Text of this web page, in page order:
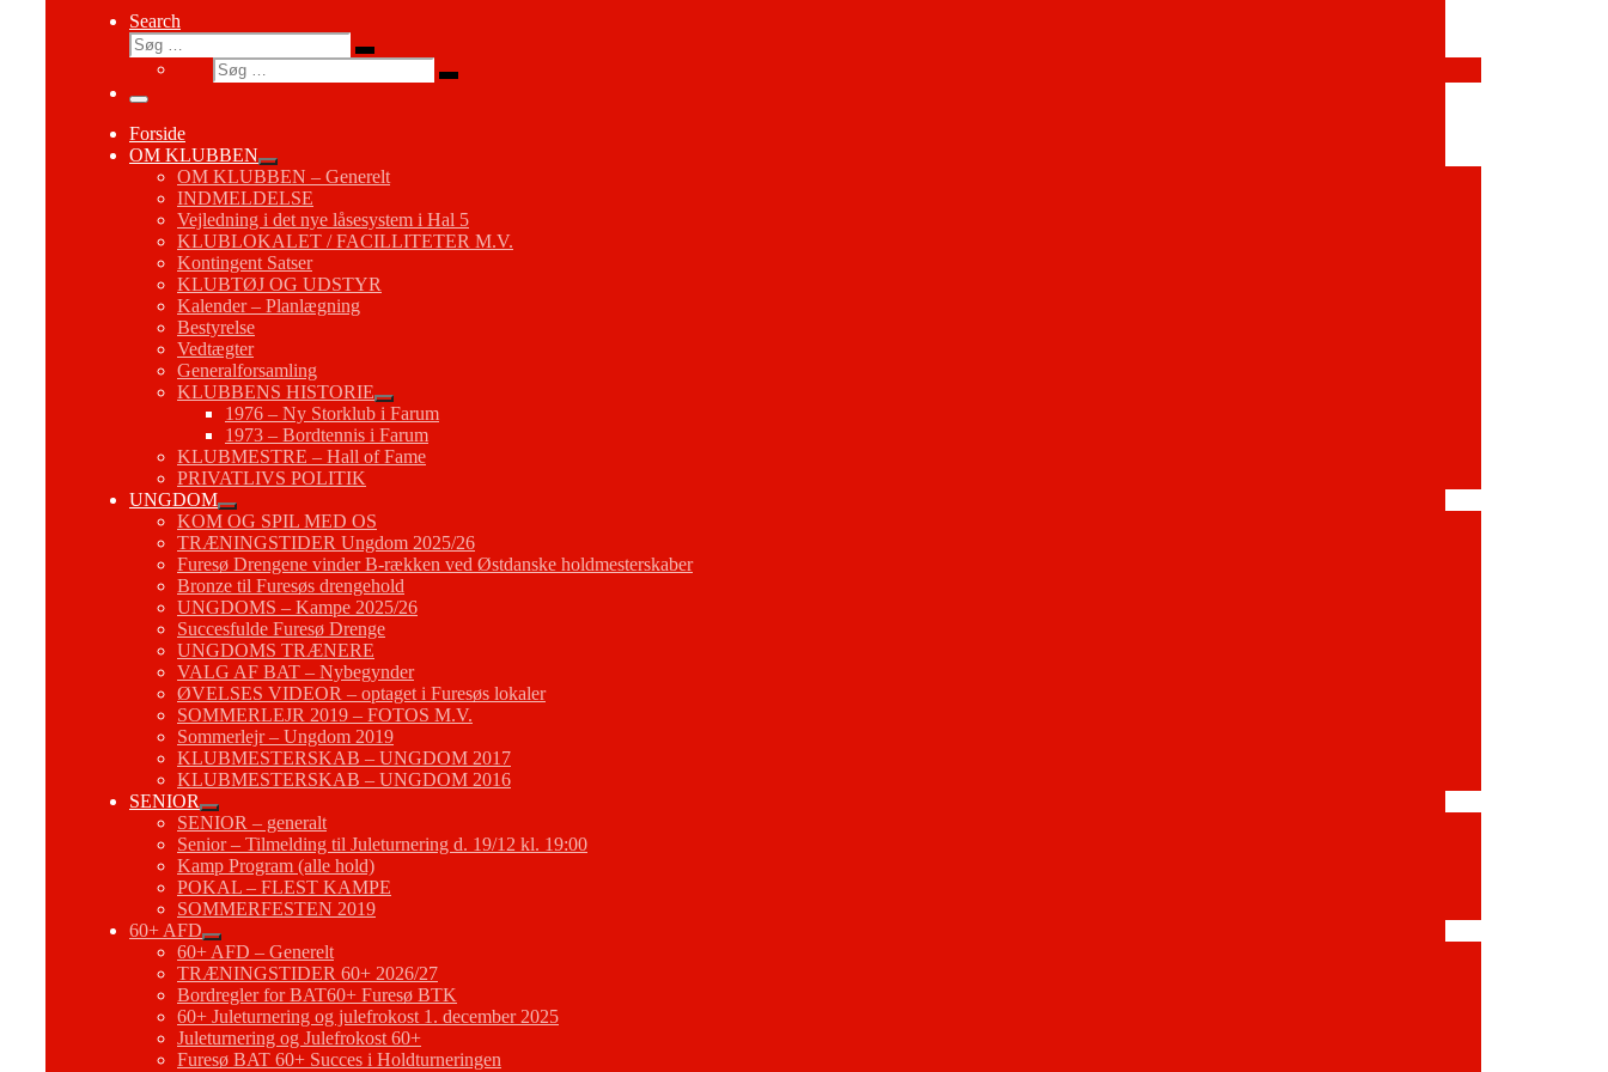
Search
Søg
Søg
Søg
Søg
Menu
Forside
OM KLUBBEN
OM KLUBBEN – Generelt
INDMELDELSE
Vejledning i det nye låsesystem i Hal 5
KLUBLOKALET / FACILLITETER M.V.
Kontingent Satser
KLUBTØJ OG UDSTYR
Kalender – Planlægning
Bestyrelse
Vedtægter
Generalforsamling
KLUBBENS HISTORIE
1976 – Ny Storklub i Farum
1973 – Bordtennis i Farum
KLUBMESTRE – Hall of Fame
PRIVATLIVS POLITIK
UNGDOM
KOM OG SPIL MED OS
TRÆNINGSTIDER Ungdom 2025/26
Furesø Drengene vinder B-rækken ved Østdanske holdmesterskaber
Bronze til Furesøs drengehold
UNGDOMS – Kampe 2025/26
Succesfulde Furesø Drenge
UNGDOMS TRÆNERE
VALG AF BAT – Nybegynder
ØVELSES VIDEOR – optaget i Furesøs lokaler
SOMMERLEJR 2019 – FOTOS M.V.
Sommerlejr – Ungdom 2019
KLUBMESTERSKAB – UNGDOM 2017
KLUBMESTERSKAB – UNGDOM 2016
SENIOR
SENIOR – generalt
Senior – Tilmelding til Juleturnering d. 19/12 kl. 19:00
Kamp Program (alle hold)
POKAL – FLEST KAMPE
SOMMERFESTEN 2019
60+ AFD
60+ AFD – Generelt
TRÆNINGSTIDER 60+ 2026/27
Bordregler for BAT60+ Furesø BTK
60+ Juleturnering og julefrokost 1. december 2025
Juleturnering og Julefrokost 60+
Furesø BAT 60+ Succes i Holdturneringen